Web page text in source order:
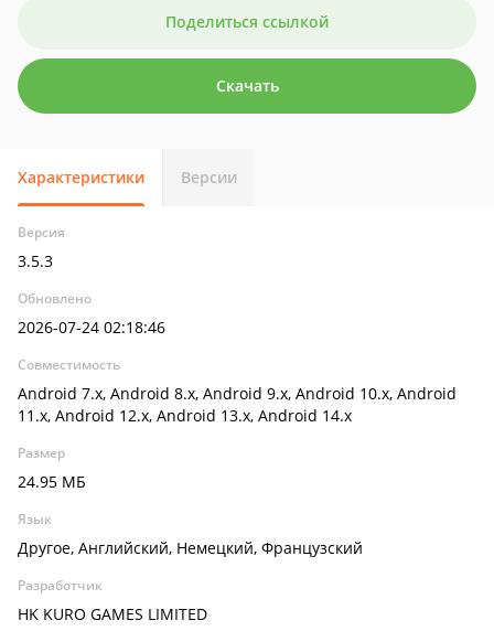
Поделиться ссылкой
Скачать
Характеристики Версии
Версия
3.5.3
Обновлено
2026-07-24 02:18:46
Совместимость
Android 7.x, Android 8.x, Android 9.x, Android 10.x, Android
11.x, Android 12.x, Android 13.x, Android 14.x
Размер
24.95 МБ
Язык
Другое, Английский, Немецкий, Французский
Разработчик
HK KURO GAMES LIMITED